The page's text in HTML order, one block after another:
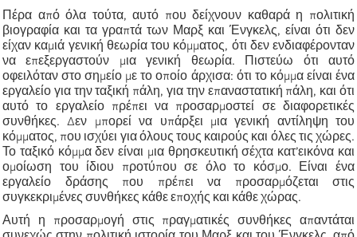
Πέρα από όλα τούτα, αυτό που δείχνουν καθαρά η πολιτική
βιογραφία και τα γραπτά των Μαρξ και Ένγκελς, είναι ότι δεν
είχαν καμιά γενική θεωρία του κόμματος, ότι δεν ενδιαφέρονταν
να επεξεργαστούν μια γενική θεωρία. Πιστεύω ότι αυτό
οφειλόταν στο σημείο με το οποίο άρχισα: ότι το κόμμα είναι ένα
εργαλείο για την ταξική πάλη, για την επαναστατική πάλη, και ότι
αυτό το εργαλείο πρέπει να προσαρμοστεί σε διαφορετικές
συνθήκες. Δεν μπορεί να υπάρξει μια γενική αντίληψη του
κόμματος, που ισχύει για όλους τους καιρούς και όλες τις χώρες.
Το ταξικό κόμμα δεν είναι μια θρησκευτική σέχτα κατ’εικόνα και
ομοίωση του ίδιου προτύπου σε όλο το κόσμο. Είναι ένα
εργαλείο δράσης που πρέπει να προσαρμόζεται στις
συγκεκριμένες συνθήκες κάθε εποχής και κάθε χώρας.
Αυτή η προσαρμογή στις πραγματικές συνθήκες απαντάται